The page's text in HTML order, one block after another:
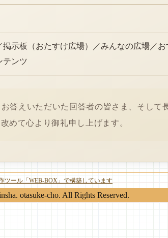
示板（おたすけ広場）／みんなの広場／お
テンツ
答えいただいた回答者の皆さま、そして
めて心より御礼申し上げます。
ツール「WEB-BOX」で構築しています
otasuke-cho. All Rights Reserved.